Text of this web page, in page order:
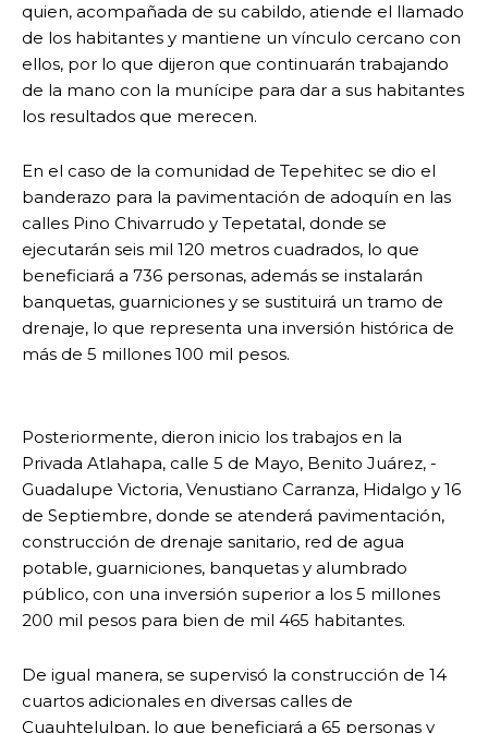
quien, acompañada de su cabildo, atiende el llamado
de los habitantes y mantiene un vínculo cercano con
ellos, por lo que dijeron que continuarán trabajando
de la mano con la munícipe para dar a sus habitantes
los resultados que merecen.
En el caso de la comunidad de Tepehitec se dio el
banderazo para la pavimentación de adoquín en las
calles Pino Chivarrudo y Tepetatal, donde se
ejecutarán seis mil 120 metros cuadrados, lo que
beneficiará a 736 personas, además se instalarán
banquetas, guarniciones y se sustituirá un tramo de
drenaje, lo que representa una inversión histórica de
más de 5 millones 100 mil pesos.
Posteriormente, dieron inicio los trabajos en la
Privada Atlahapa, calle 5 de Mayo, Benito Juárez, -
Guadalupe Victoria, Venustiano Carranza, Hidalgo y 16
de Septiembre, donde se atenderá pavimentación,
construcción de drenaje sanitario, red de agua
potable, guarniciones, banquetas y alumbrado
público, con una inversión superior a los 5 millones
200 mil pesos para bien de mil 465 habitantes.
De igual manera, se supervisó la construcción de 14
cuartos adicionales en diversas calles de
Cuauhtelulpan, lo que beneficiará a 65 personas y